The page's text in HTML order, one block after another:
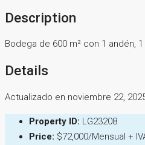
Description
Bodega de 600 m² con 1 andén,
Details
Actualizado en noviembre 22,
Property ID: LG23208
Price: $72,000/Mensual +